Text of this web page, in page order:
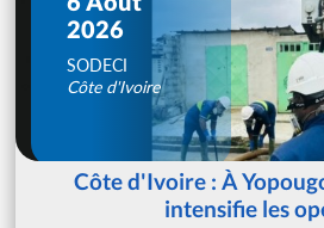
2026
SODECI
Côte d'Ivoire
Côte d'Ivoire : À
intensifie les